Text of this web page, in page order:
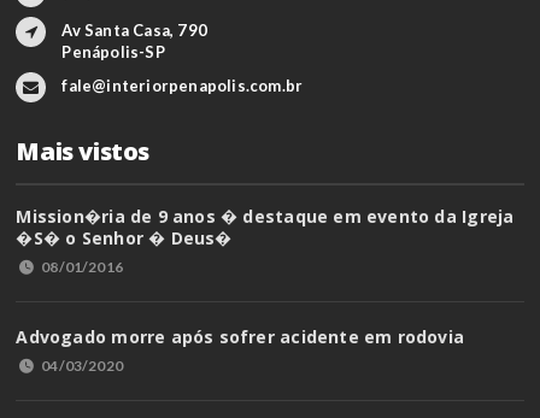
Av Santa Casa, 790
Penápolis-SP
fale@interiorpenapolis.com.br
Mais vistos
Mission�ria de 9 anos � destaque em evento da Igreja
�S� o Senhor � Deus�
08/01/2016
Advogado morre após sofrer acidente em rodovia
04/03/2020